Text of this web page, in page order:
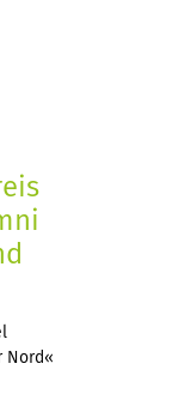
Nord«